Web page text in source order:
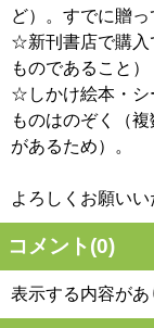
ど）。すでに贈っ
☆新刊書店で購入
ものであること）
☆しかけ絵本・シ
ものはのぞく（
があるため）。
よろしくお願いい
コメント(0)
表示する内容があ